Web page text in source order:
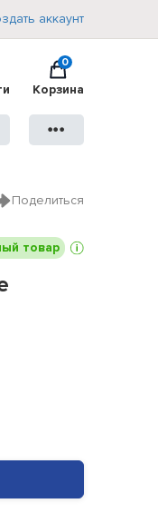
аккаунт
0
Корзина
●●●
Поделиться
товар